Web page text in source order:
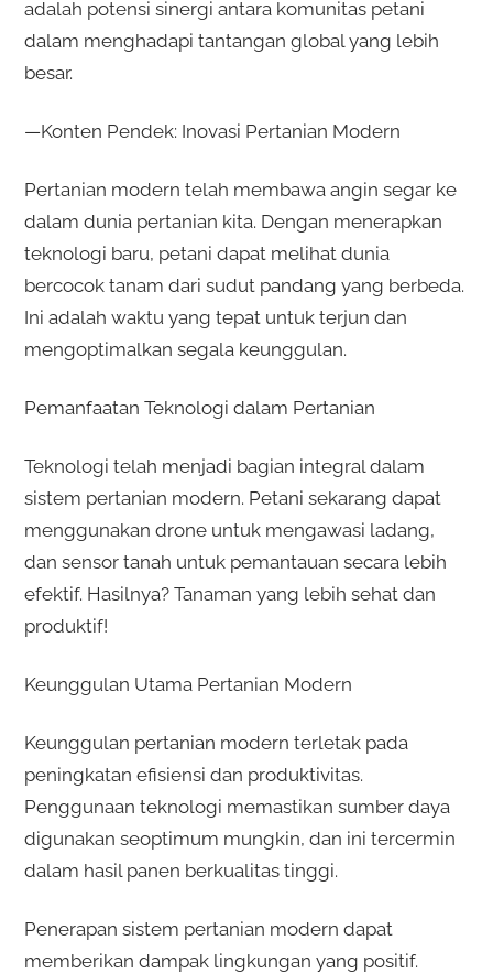
adalah potensi sinergi antara komunitas petani
dalam menghadapi tantangan global yang lebih
besar.
—Konten Pendek: Inovasi Pertanian Modern
Pertanian modern telah membawa angin segar ke
dalam dunia pertanian kita. Dengan menerapkan
teknologi baru, petani dapat melihat dunia
bercocok tanam dari sudut pandang yang berbeda.
Ini adalah waktu yang tepat untuk terjun dan
mengoptimalkan segala keunggulan.
Pemanfaatan Teknologi dalam Pertanian
Teknologi telah menjadi bagian integral dalam
sistem pertanian modern. Petani sekarang dapat
menggunakan drone untuk mengawasi ladang,
dan sensor tanah untuk pemantauan secara lebih
efektif. Hasilnya? Tanaman yang lebih sehat dan
produktif!
Keunggulan Utama Pertanian Modern
Keunggulan pertanian modern terletak pada
peningkatan efisiensi dan produktivitas.
Penggunaan teknologi memastikan sumber daya
digunakan seoptimum mungkin, dan ini tercermin
dalam hasil panen berkualitas tinggi.
Penerapan sistem pertanian modern dapat
memberikan dampak lingkungan yang positif.